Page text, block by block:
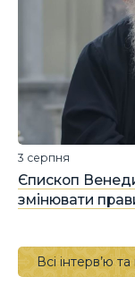
Єпископ
змінювати
3 серпня
Всі інтерв’ю